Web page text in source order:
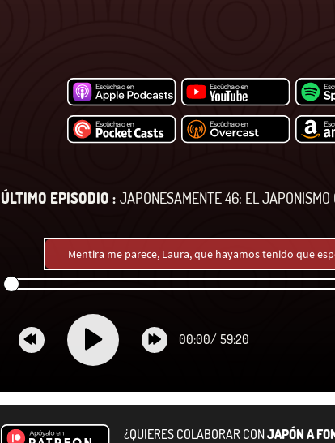
ÚLTIMO EPISODIO : JAPONESAMENTE 46: EL JAPONISMO
Mentira me parece, Laura, que hayamos tenido que
00:00/ 59:20
¿QUIERES COLABORAR CONJAPÓN A